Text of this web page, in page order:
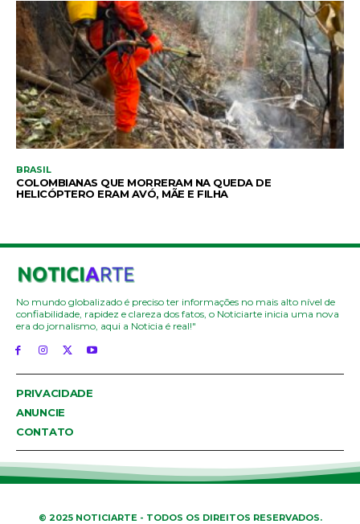
BRASIL
COLOMBIANAS QUE MORRERAM NA QUEDA DE
HELICÓPTERO ERAM AVÓ, MÃE E FILHA
No mundo globalizado é preciso ter informações no mais alto nível de
confiabilidade, rapidez e clareza dos fatos, o Noticiarte inicia uma nova
era do jornalismo, aqui a Noticia é real!"
PRIVACIDADE
ANUNCIE
CONTATO
© 2025 NOTICIARTE - TODOS OS DIREITOS RESERVADOS.